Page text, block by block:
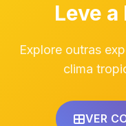
Leve
Explore outras
clima
VER